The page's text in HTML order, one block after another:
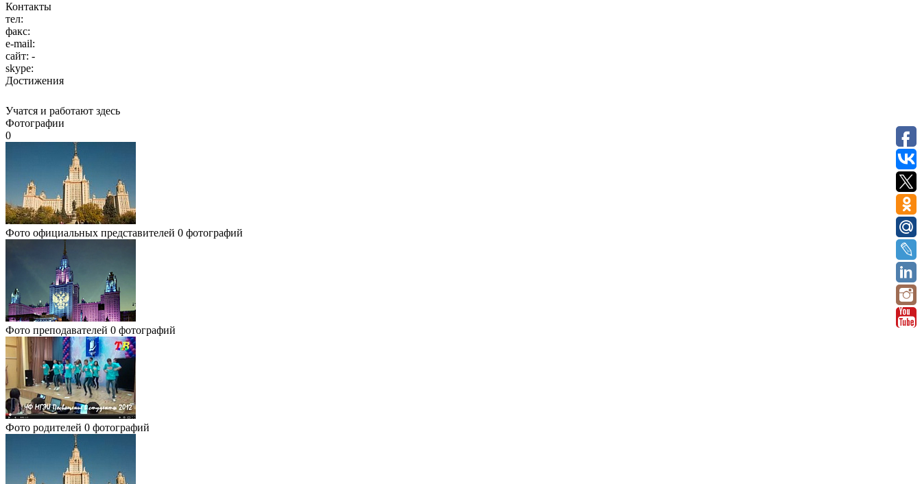
Контакты
тел:
факс:
e-mail:
сайт: -
skype:
Достижения
Учатся и работают здесь
Фотографии
0
Фото официальных представителей 0 фотографий
Фото преподавателей 0 фотографий
Фото родителей 0 фотографий